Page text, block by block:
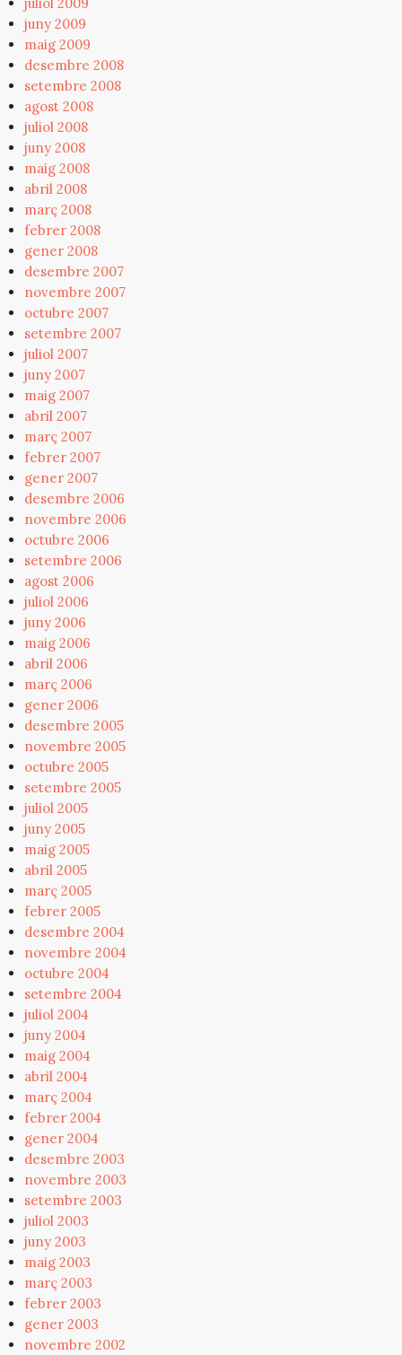
juny 2009
maig 2009
desembre 2008
setembre 2008
agost 2008
juliol 2008
juny 2008
maig 2008
abril 2008
març 2008
febrer 2008
gener 2008
desembre 2007
novembre 2007
octubre 2007
setembre 2007
juliol 2007
juny 2007
maig 2007
abril 2007
març 2007
febrer 2007
gener 2007
desembre 2006
novembre 2006
octubre 2006
setembre 2006
agost 2006
juliol 2006
juny 2006
maig 2006
abril 2006
març 2006
gener 2006
desembre 2005
novembre 2005
octubre 2005
setembre 2005
juliol 2005
juny 2005
maig 2005
abril 2005
març 2005
febrer 2005
desembre 2004
novembre 2004
octubre 2004
setembre 2004
juliol 2004
juny 2004
maig 2004
abril 2004
març 2004
febrer 2004
gener 2004
desembre 2003
novembre 2003
setembre 2003
juliol 2003
juny 2003
maig 2003
març 2003
febrer 2003
gener 2003
novembre 2002